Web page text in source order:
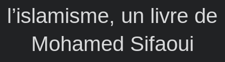
l’islamisme, un livre de
Mohamed Sifaoui